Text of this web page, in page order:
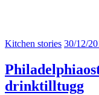
Kitchen stories 30/12/
drinktilltugg